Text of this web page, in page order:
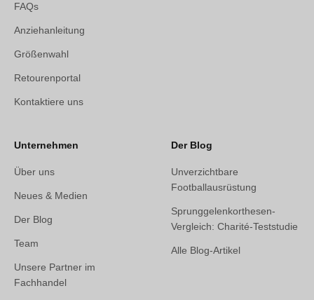
FAQs
Anziehanleitung
Größenwahl
Retourenportal
Kontaktiere uns
Unternehmen
Über uns
Neues & Medien
Der Blog
Team
Unsere Partner im
Fachhandel
Der Blog
Unverzichtbare
Footballausrüstung
Sprunggelenkorthesen-
Vergleich: Charité-Teststudie
Alle Blog-Artikel